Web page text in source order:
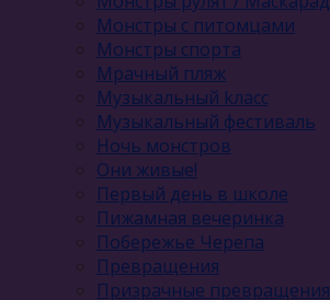
Монстры с питомцами
Монстры спорта
Мрачный пляж
Музыкальный kласс
Музыкальный фестиваль
Ночь монстров
Они живые!
Первый день в школе
Пижамная вечеринка
Побережье Черепа
Превращения
Призрачные превращения